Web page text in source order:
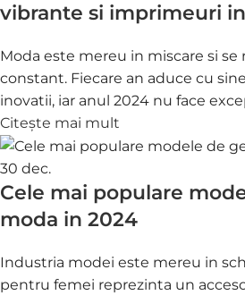
vibrante si imprimeuri
Moda este mereu in miscare si se
constant. Fiecare an aduce cu
inovatii, iar anul 2024 nu face
Citește mai mult
30 dec.
Cele mai populare
moda in 2024
Industria modei este mereu in
pentru femei reprezinta un